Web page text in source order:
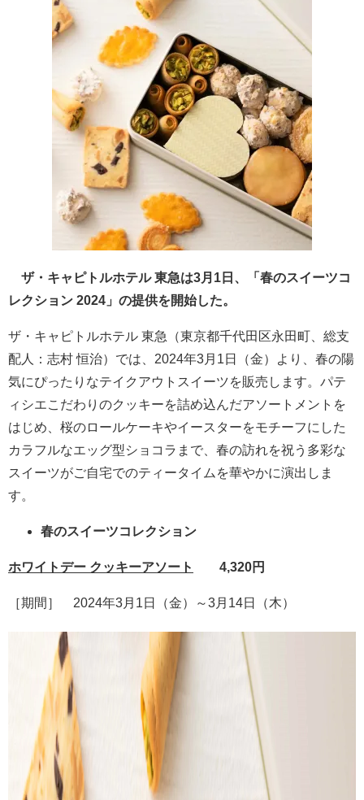
ザ・キャピトルホテル 東急は3月1日、「春のスイーツコ
レクション 2024」の提供を開始した。
ザ・キャピトルホテル 東急（東京都千代田区永田町、総支
配人：志村 恒治）では、2024年3月1日（金）より、春の陽
気にぴったりなテイクアウトスイーツを販売します。パテ
ィシエこだわりのクッキーを詰め込んだアソートメントを
はじめ、桜のロールケーキやイースターをモチーフにした
カラフルなエッグ型ショコラまで、春の訪れを祝う多彩な
スイーツがご自宅でのティータイムを華やかに演出しま
す。
春のスイーツコレクション
ホワイトデー クッキーアソート 4,320円
［期間］ 2024年3月1日（金）～3月14日（木）